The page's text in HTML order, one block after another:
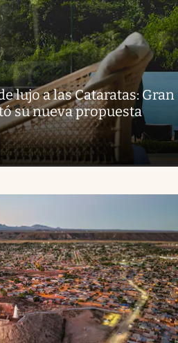
lujo a las Cataratas: Gran
su nueva propuesta